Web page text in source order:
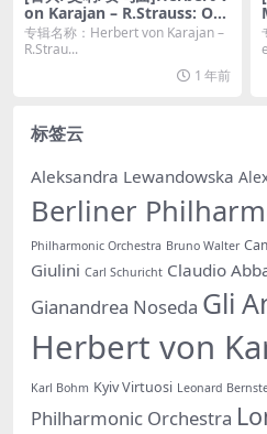
on Karajan – R.Strauss: Ob
oe Concerto, Horn Concert
o No.2 (1974/2014) [SACD I
专辑名称：Herbert von Karajan –
R.Strau...
1 年前
标签云
Aleksandra Lewandowska
Berliner
Philharmonic Orchestra Bruno Walter
Giulini Carl Schuricht Claudio
Gianandrea Noseda Gli
Herbert von
Karl Bohm Kyiv Virtuosi Leonard
Philharmonic Orchestra